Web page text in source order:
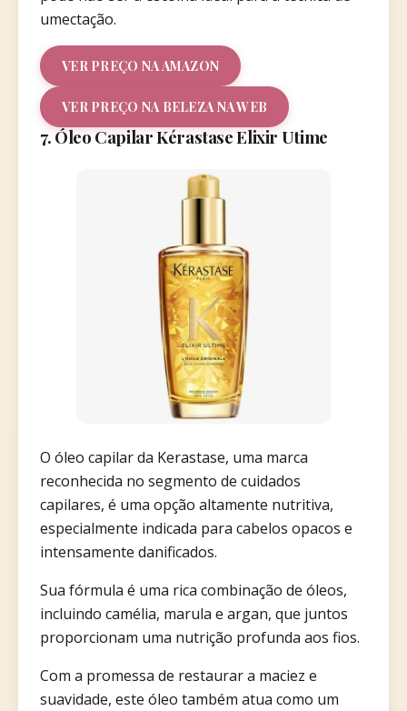
umectação.
VER PREÇO NA AMAZON
VER PREÇO NA BELEZA NA WEB
7. Óleo Capilar Kérastase Elixir Utime
O óleo capilar da Kerastase, uma marca
reconhecida no segmento de cuidados
capilares, é uma opção altamente nutritiva,
especialmente indicada para cabelos opacos e
intensamente danificados.
Sua fórmula é uma rica combinação de óleos,
incluindo camélia, marula e argan, que juntos
proporcionam uma nutrição profunda aos fios.
Com a promessa de restaurar a maciez e
suavidade, este óleo também atua como um